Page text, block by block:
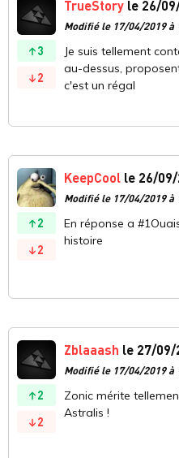
3
2
TrueStory le 26/
Modifié le 17/04/2019 à
Je suis tellement
au-dessus,
c'est un régal
2
2
KeepCool le 26/
Modifié le 17/04/2019 à
En réponse a
histoire
2
2
Zblaaash le 27/09/
Modifié le 17/04/2019 à
Zonic mérite
Astralis !